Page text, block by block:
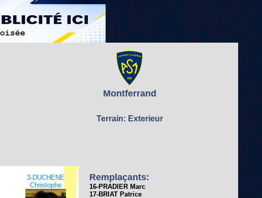
Montferrand
Terrain: Exterieur
3-DUCHENE
Christophe
Remplaçants:
16-PRADIER Marc
17-BRIAT Patrice